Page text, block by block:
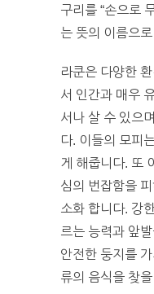
구리를 “손으로
는 뜻의 이름으
라쿤은 다양한
서 인간과 매우
서나 살 수 있으
다. 이들의 모피
게 해줍니다. 또
심의 번잡함을
소화 합니다. 강
르는 능력과 앞
안전한 둥지를
류의 음식을 찾